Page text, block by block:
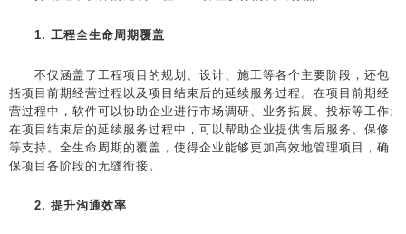
1. 工程全生命周期覆盖
不仅涵盖了工程项目的规划、设计、施工等各个主要阶段，还包
括项目前期经营过程以及项目结束后的延续服务过程。在项目前期经
营过程中，软件可以协助企业进行市场调研、业务拓展、投标等工作;
在项目结束后的延续服务过程中，可以帮助企业提供售后服务、保修
等支持。全生命周期的覆盖，使得企业能够更加高效地管理项目，确
保项目各阶段的无缝衔接。
2. 提升沟通效率